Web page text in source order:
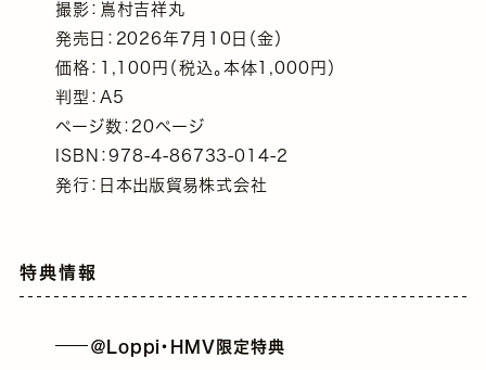
撮影：嶌村吉祥丸
発売日：2026年7月10日（金）
価格：1,100円（税込。本体1,000円）
判型：A5
ページ数：20ページ
ISBN：978-4-86733-014-2
発行：日本出版貿易株式会社
特典情報
＠Loppi・HMV限定特典